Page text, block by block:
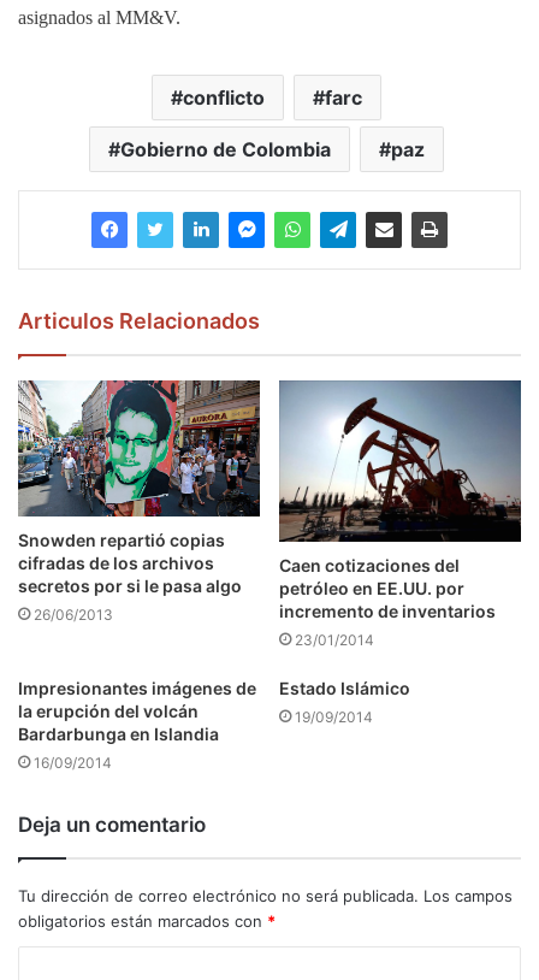
asignados al MM&V.
conflicto farc
Gobierno de Colombia paz
Articulos Relacionados
Snowden repartió copias
cifradas de los archivos
secretos por si le pasa algo
26/06/2013
Caen cotizaciones del
petróleo en EE.UU. por
incremento de inventarios
23/01/2014
Impresionantes imágenes de
la erupción del volcán
Bardarbunga en Islandia
16/09/2014
Estado Islámico
19/09/2014
Deja un comentario
Tu dirección de correo electrónico no será publicada. Los campos
obligatorios están marcados con *